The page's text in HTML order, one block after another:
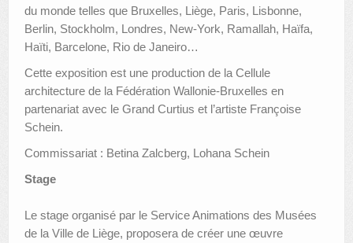
du monde telles que Bruxelles, Liège, Paris, Lisbonne,
Berlin, Stockholm, Londres, New-York, Ramallah, Haïfa,
Haïti, Barcelone, Rio de Janeiro…
Cette exposition est une production de la Cellule
architecture de la Fédération Wallonie-Bruxelles en
partenariat avec le Grand Curtius et l’artiste Françoise
Schein.
Commissariat : Betina Zalcberg, Lohana Schein
Stage
Le stage organisé par le Service Animations des Musées
de la Ville de Liège, proposera de créer une œuvre